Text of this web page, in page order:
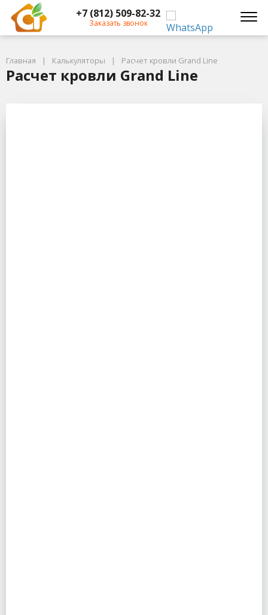
+7 (812) 509-82-32
Заказать звонок
Главная Калькуляторы Расчет кровли Grand Line
Расчет кровли Grand Line